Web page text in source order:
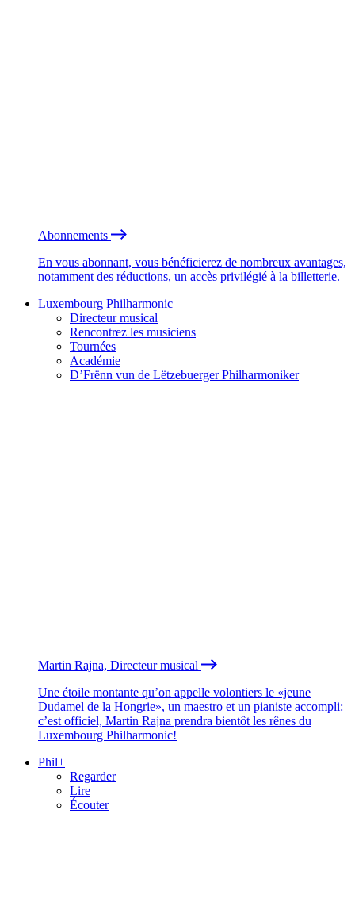
Abonnements
En vous abonnant, vous bénéficierez de nombreux avantages,
notamment des réductions, un accès privilégié à la billetterie.
Luxembourg Philharmonic
Directeur musical
Rencontrez les musiciens
Tournées
Académie
D’Frënn vun de Lëtzebuerger Philharmoniker
Martin Rajna, Directeur musical
Une étoile montante qu’on appelle volontiers le «jeune
Dudamel de la Hongrie», un maestro et un pianiste accompli:
c’est officiel, Martin Rajna prendra bientôt les rênes du
Luxembourg Philharmonic!
Phil+
Regarder
Lire
Écouter